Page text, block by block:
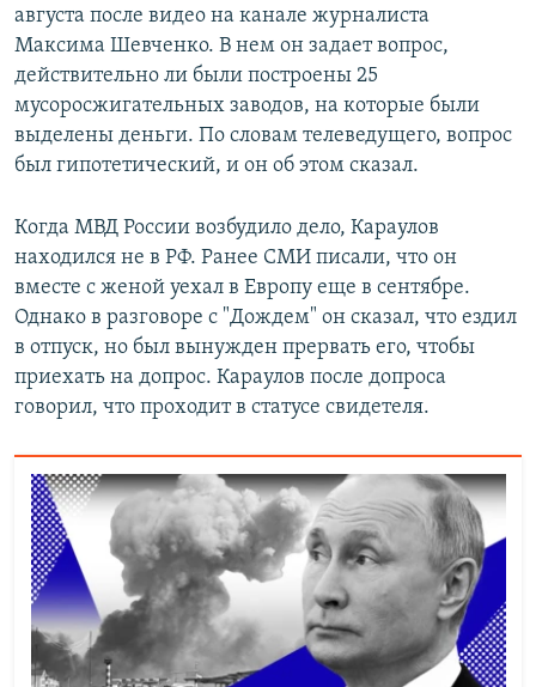
августа после видео на канале журналиста
Максима Шевченко. В нем он задает вопрос,
действительно ли были построены 25
мусоросжигательных заводов, на которые были
выделены деньги. По словам телеведущего, вопрос
был гипотетический, и он об этом сказал.
Когда МВД России возбудило дело, Караулов
находился не в РФ. Ранее СМИ писали, что он
вместе с женой уехал в Европу еще в сентябре.
Однако в разговоре с "Дождем" он сказал, что ездил
в отпуск, но был вынужден прервать его, чтобы
приехать на допрос. Караулов после допроса
говорил, что проходит в статусе свидетеля.